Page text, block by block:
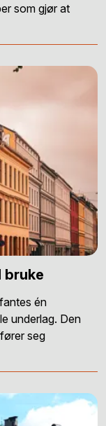
som gjør at
bruke
én
underlag. Den
seg